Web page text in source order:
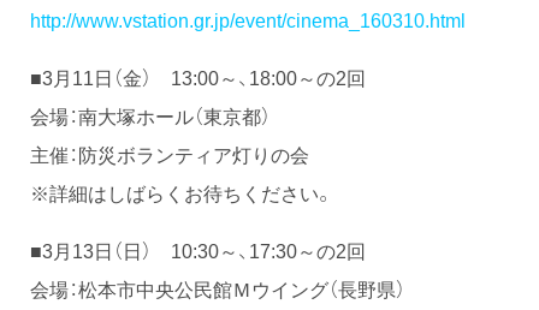
http://www.vstation.gr.jp/event/cinema_160310.html
■3月11日（金） 13:00～、18:00～の2回
会場：南大塚ホール（東京都）
主催：防災ボランティア灯りの会
※詳細はしばらくお待ちください。
■3月13日（日） 10:30～、17:30～の2回
会場：松本市中央公民館Ｍウイング（長野県）